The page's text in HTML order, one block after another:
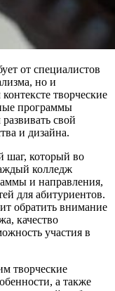
от специалистов
но и
творческие
программы
свой
и дизайна.
шаг, который во
колледж
и направления,
для абитуриентов.
обратить внимание
качество
участия в
творческие
а также